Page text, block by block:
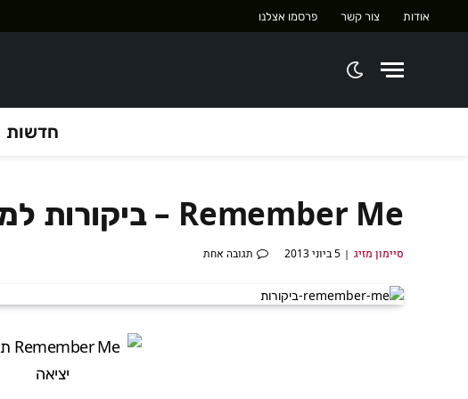
אודות צור קשר פרסמו אצלנו
חדשות
Remember Me – ביקורות למשחק
סיימון מזיג 5 ביוני 2013 תגובה אחת